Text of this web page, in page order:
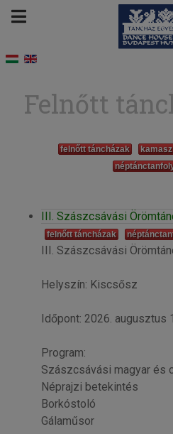
Felnőtt
felnőtt táncházak
III. Szászcsávási
felnőtt táncházak
III. Szászcsávási
Helyszín: Kiscsősz
Időpont: 2026. augusztus
Program:
Szászcsávási magyar és
Néprajzi betekintés
Borkóstoló
Gálaműsor